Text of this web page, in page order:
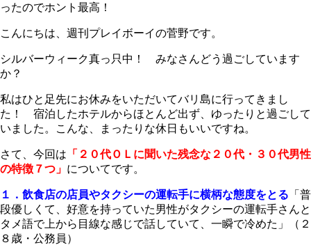
ったのでホント最高！
こんにちは、週刊プレイボーイの菅野です。
シルバーウィーク真っ只中！ みなさんどう過ごしています
か？
私はひと足先にお休みをいただいてバリ島に行ってきまし
た！ 宿泊したホテルからほとんど出ず、ゆったりと過ごして
いました。こんな、まったりな休日もいいですね。
さて、今回は 「２０代ＯＬに聞いた残念な２０代・３０代男性
の特徴７つ」 についてです。
１．飲食店の店員やタクシーの運転手に横柄な態度をとる 「普
段優しくて、好意を持っていた男性がタクシーの運転手さんと
タメ語で上から目線な感じで話していて、一瞬で冷めた」（２
８歳・公務員）